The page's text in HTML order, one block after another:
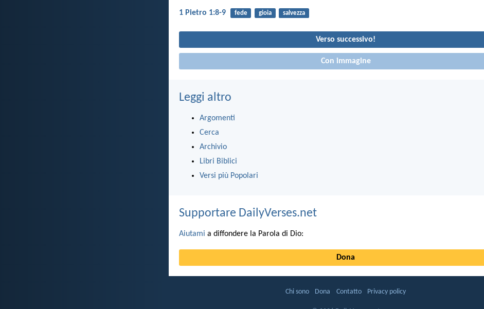
1 Pietro 1:8-9 fede gioia salvezza
Verso successivo!
Con immagine
Leggi altro
Argomenti
Cerca
Archivio
Libri Biblici
Versi più Popolari
Supportare DailyVerses.net
Aiutami a diffondere la Parola di Dio:
Dona
Chi sono Dona Contatto Privacy policy